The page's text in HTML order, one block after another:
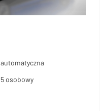
automatyczna
5 osobowy